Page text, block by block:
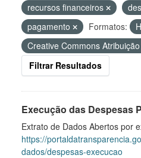
recursos financeiros
pagamento
Formatos:
Creative Commons Atribuição
Filtrar Resultados
Execução das Despesas
Extrato de Dados Abertos por
https://
dados/despesas-execucao